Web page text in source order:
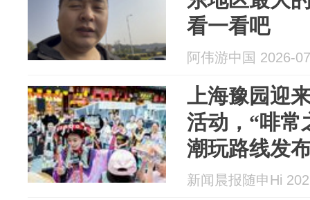
看一看吧
阿伟游中国 2026-
上海豫园迎
活动，“啡常
潮玩路线发
新闻晨报随申Hi